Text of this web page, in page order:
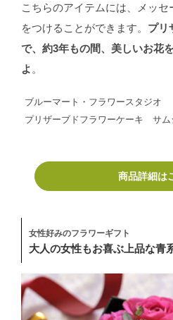
こちらのアイテムには、メッ
をつけることができます。 プリ
で、約3年もの間、美しいお花
よ 。
ブルーマート・フラワースタジオ
プリザーブドフラワーケーキ サム
商品詳細は
女性好みのフラワーギフト
大人の女性もお喜ぶ上品な青